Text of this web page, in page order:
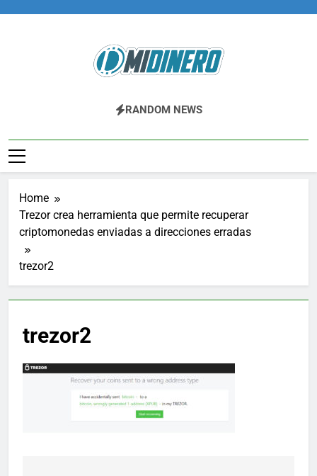
Midinero.co
Fintech, Criptomonedas
RANDOM NEWS
Home
Trezor crea herramienta que permite recuperar
criptomonedas enviadas a direcciones erradas
trezor2
trezor2